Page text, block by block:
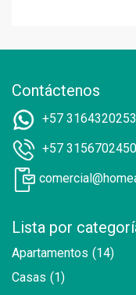
Contáctenos
+57 3164320253
+57 3156702450
Lista por
Apartamentos (14)
Casas (1)